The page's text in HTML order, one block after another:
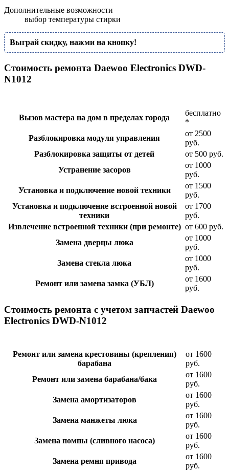
Дополнительные возможности
выбор температуры стирки
Выграй скидку, нажми на кнопку!
Стоимость ремонта Daewoo Electronics DWD-
N1012
Вызов мастера на дом в пределах города
бесплатно
*
Разблокировка модуля управления
от 2500
руб.
Разблокировка защиты от детей
от 500 руб.
Устранение засоров
от 1000
руб.
Установка и подключение новой техники
от 1500
руб.
Установка и подключение встроенной новой
техники
от 1700
руб.
Извлечение встроенной техники (при ремонте) от 600 руб.
Замена дверцы люка
от 1000
руб.
Замена стекла люка
от 1000
руб.
Ремонт или замена замка (УБЛ)
от 1600
руб.
Стоимость ремонта с учетом запчастей Daewoo
Electronics DWD-N1012
Ремонт или замена крестовины (крепления)
барабана
от 1600
руб.
Ремонт или замена барабана/бака
от 1600
руб.
Замена амортизаторов
от 1600
руб.
Замена манжеты люка
от 1600
руб.
Замена помпы (сливного насоса)
от 1600
руб.
Замена ремня привода
от 1600
руб.